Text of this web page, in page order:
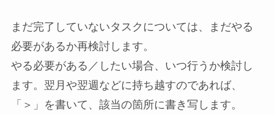
まだ完了していないタスクについては、まだやる
必要があるか再検討します。
やる必要がある／したい場合、いつ行うか検討し
ます。翌月や翌週などに持ち越すのであれば、
「＞」を書いて、該当の箇所に書き写します。